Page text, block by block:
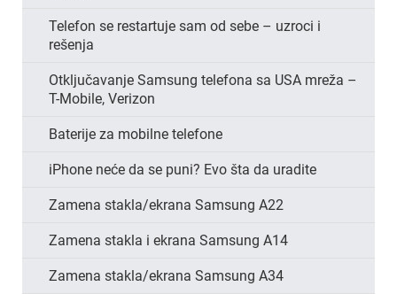
Telefon se restartuje sam od sebe – uzroci i
rešenja
Otključavanje Samsung telefona sa USA mreža –
T-Mobile, Verizon
Baterije za mobilne telefone
iPhone neće da se puni? Evo šta da uradite
Zamena stakla/ekrana Samsung A22
Zamena stakla i ekrana Samsung A14
Zamena stakla/ekrana Samsung A34